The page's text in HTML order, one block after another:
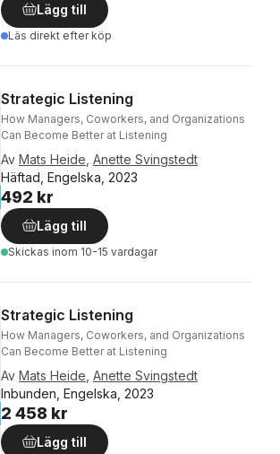
Lägg till
Läs direkt efter köp
Strategic Listening
How Managers, Coworkers, and Organizations
Can Become Better at Listening
Av Mats Heide Anette Svingstedt
Häftad, Engelska, 2023
492 kr
Lägg till
Skickas inom 10-15 vardagar
Strategic Listening
How Managers, Coworkers, and Organizations
Can Become Better at Listening
Av Mats Heide Anette Svingstedt
Inbunden, Engelska, 2023
2 458 kr
Lägg till